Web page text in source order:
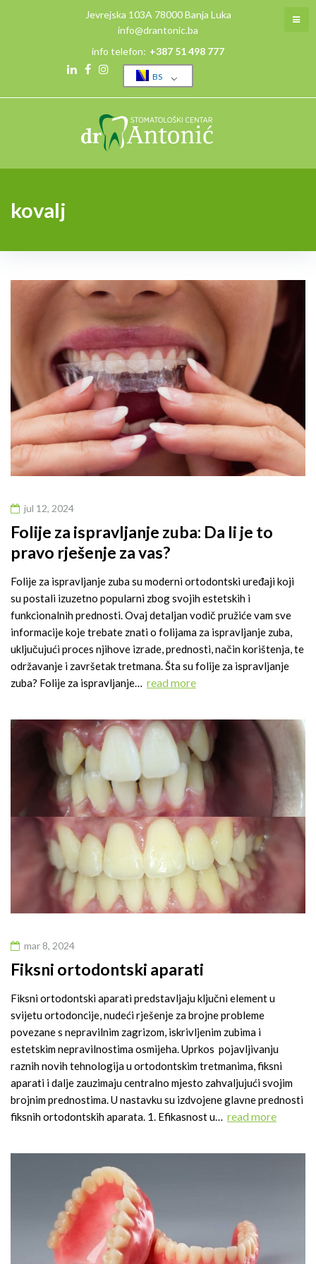
Jevrejska 103A 78000 Banja Luka
info@drantonic.ba
info telefon: +387 51 498 777
Facebook
Instagram
BS
kovalj
Autor:
kovalj
jul 12, 2024
Folije za ispravljanje zuba: Da li je to
pravo rješenje za vas?
Folije za ispravljanje zuba su moderni ortodontski uređaji koji
su postali izuzetno popularni zbog svojih estetskih i
funkcionalnih prednosti. Ovaj detaljan vodič pružiće vam sve
informacije koje trebate znati o folijama za ispravljanje zuba,
uključujući proces njihove izrade, prednosti, način korištenja, te
održavanje i završetak tretmana. Šta su folije za ispravljanje
zuba? Folije za ispravljanje… read more
mar 8, 2024
Fiksni ortodontski aparati
Fiksni ortodontski aparati predstavljaju ključni element u
svijetu ortodoncije, nudeći rješenje za brojne probleme
povezane s nepravilnim zagrizom, iskrivljenim zubima i
estetskim nepravilnostima osmijeha. Uprkos pojavljivanju
raznih novih tehnologija u ortodontskim tretmanima, fiksni
aparati i dalje zauzimaju centralno mjesto zahvaljujući svojim
brojnim prednostima. U nastavku su izdvojene glavne prednosti
fiksnih ortodontskih aparata. 1. Efikasnost u… read more